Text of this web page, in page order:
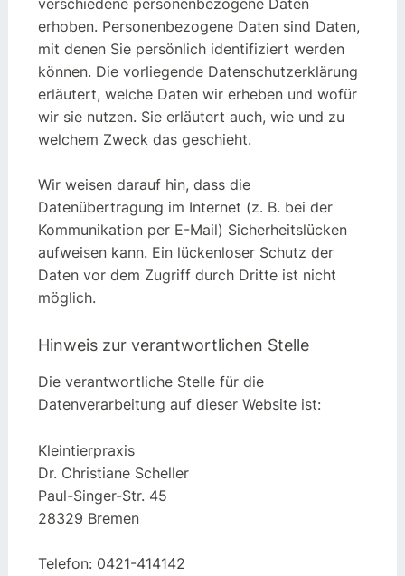
erhoben. Personenbezogene Daten sind Daten,
mit denen Sie persönlich identifiziert werden
können. Die vorliegende Datenschutzerklärung
erläutert, welche Daten wir erheben und wofür
wir sie nutzen. Sie erläutert auch, wie und zu
welchem Zweck das geschieht.
Wir weisen darauf hin, dass die
Datenübertragung im Internet (z. B. bei der
Kommunikation per E-Mail) Sicherheitslücken
aufweisen kann. Ein lückenloser Schutz der
Daten vor dem Zugriff durch Dritte ist nicht
möglich.
Hinweis zur verantwortlichen Stelle
Die verantwortliche Stelle für die
Datenverarbeitung auf dieser Website ist:
Kleintierpraxis
Dr. Christiane Scheller
Paul-Singer-Str. 45
28329 Bremen
Telefon: 0421-414142